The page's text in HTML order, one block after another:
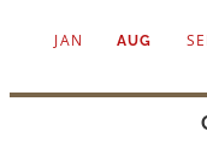
JAN AUG